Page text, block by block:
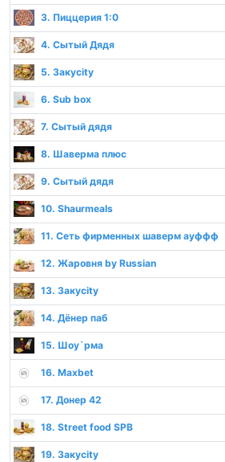
3. Пиццерия 1:0
4. Сытый Дядя
5. Закуcity
6. Sub box
7. Сытый дядя
8. Шаверма плюс
9. Сытый дядя
10. Shaurmeals
11. Сеть фирменных шаверм ауффф
12. Жаровня by Russian
13. Закуcity
14. Дёнер паб
15. Шоу`рма
16. Maxbet
17. Донер 42
18. Street food SPB
19. Закуcity